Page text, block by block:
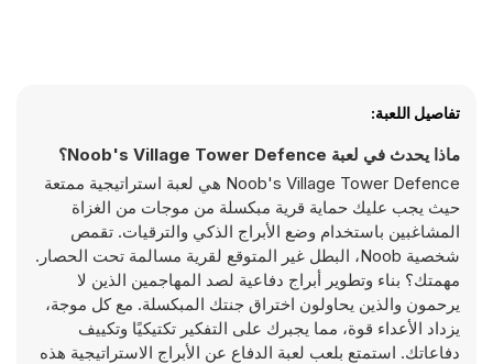
تفاصيل اللعبة:
ماذا يحدث في لعبة Noob's Village Tower Defence؟
Noob's Village Tower Defence هي لعبة استراتيجية ممتعة
حيث يجب عليك حماية قرية مبكسلة من موجات من الغزاة
المشاغبين باستخدام وضع الأبراج الذكي والترقيات. تقمص
شخصية Noob، البطل غير المتوقع لقرية مسالمة تحت الحصار.
مهمتك؟ بناء وتطوير أبراج دفاعية لصد المهاجمين الذين لا
يرحمون والذين يحاولون اختراق جنتك المبكسلة. مع كل موجة،
يزداد الأعداء قوة، مما يجبرك على التفكير تكتيكيًا وتكييف
دفاعاتك. استمتع بلعب لعبة الدفاع عن الأبراج الاستراتيجية هذه